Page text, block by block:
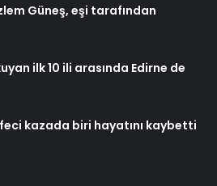
Güneş, eşi tarafından
ilk 10 ili arasında Edirne de
feci kazada biri hayatını kaybetti